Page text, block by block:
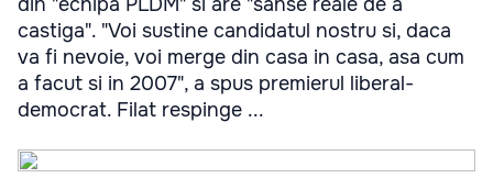
castiga". "Voi sustine candidatul nostru si, daca
va fi nevoie, voi merge din casa in casa, asa cum
a facut si in 2007", a spus premierul liberal-
democrat. Filat respinge ...